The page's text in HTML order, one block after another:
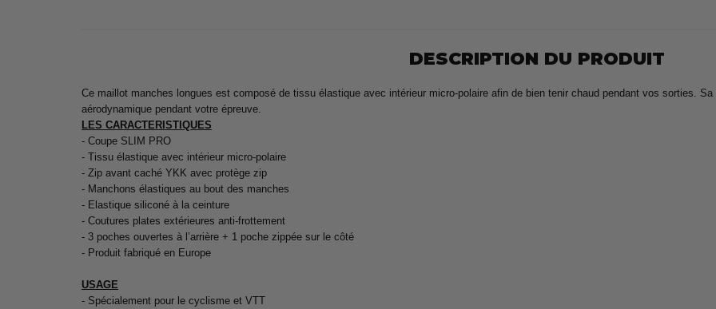
DESCRIPTION DU PRODUIT
Ce maillot manches longues est composé de tissu élastique avec intérieur micro-polaire afin de bien tenir chaud pendant vos sorties.
aérodynamique pendant votre épreuve.
LES CARACTERISTIQUES
- Coupe SLIM PRO
- Tissu élastique avec intérieur micro-polaire
- Zip avant caché YKK avec protège zip
- Manchons élastiques au bout des manches
- Elastique siliconé à la ceinture
- Coutures plates extérieures anti-frottement
- 3 poches ouvertes à l’arrière + 1 poche zippée sur le côté
- Produit fabriqué en Europe
USAGE
- Spécialement pour le cyclisme et VTT